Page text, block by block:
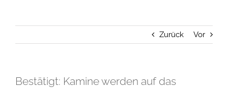
Zurück Vor
Bestätigt: Kamine werden auf das